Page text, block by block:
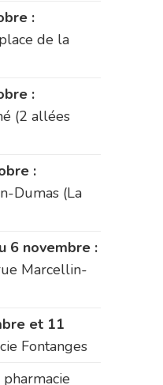
:
de la
:
(2 allées
:
Dumas (La
6 novembre :
Marcellin-
et 11
Fontanges
pharmacie